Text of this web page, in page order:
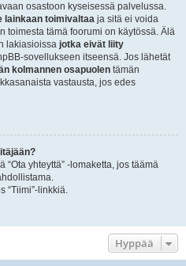
osastoon kyseisessä palvelussa.
lainkaan toimivaltaa ja sitä ei voida
toimesta tämä foorumi on käytössä. Älä
lakiasioissa jotka eivät liity
sovellukseen itseensä. Jos lähetät
kolmannen osapuolen tämän
vastausta, jos edes
“Ota yhteyttä” -lomaketta, jos täämä
“Tiimi”-linkkiä.
Hyppää